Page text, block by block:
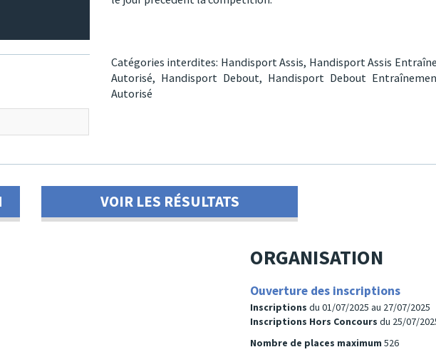
Catégories interdites: Handisport Assis, Handisport Assis
Autorisé, Handisport Debout, Handisport Debout
Autorisé
VOIR LES RÉSULTATS
ORGANISATION
Ouverture des inscriptions
Inscriptions du 01/07/2025 au 27/07/2025
Inscriptions Hors Concours du 25/07/
Nombre de places maximum 526